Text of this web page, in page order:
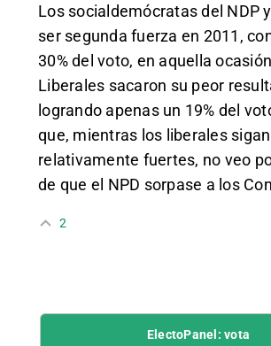
Los socialdemócratas del NDP
ser segunda fuerza en 2011,
30% del voto, en aquella
Liberales sacaron su peor
logrando apenas un 19% del
que, mientras los liberales sigan
relativamente fuertes, no veo
de que el NPD sorpase a los
2
ElectoPanel: vota